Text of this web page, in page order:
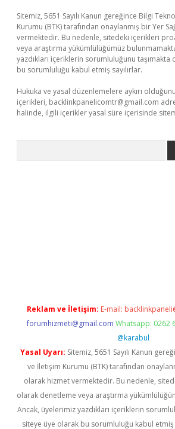
Sitemiz, 5651 Sayılı Kanun gereğince Bilgi
Kurumu (BTK) tarafından onaylanmış bir Yer
vermektedir. Bu nedenle, sitedeki içerikleri
veya araştırma yükümlülüğümüz
yazdıkları içeriklerin sorumluluğunu
bu sorumluluğu kabul etmiş sayılırlar.
Hukuka ve yasal düzenlemelere aykırı
içerikleri, backlinkpanelicomtr@gmail.com
halinde, ilgili içerikler yasal süre içerisinde
Reklam ve İletişim: E-mail:
forumhizmeti@gmail.com Whatsapp: 0262
@karabul
Yasal Uyarı: Sitemiz, 5651 Sayılı Kanun
ve İletişim Kurumu (BTK) tarafından
olarak hizmet vermektedir. Bu nedenle,
olarak denetleme veya araştırma
Ancak, üyelerimiz yazdıkları içeriklerin
siteye üye olarak bu sorumluluğu kabul etmiş